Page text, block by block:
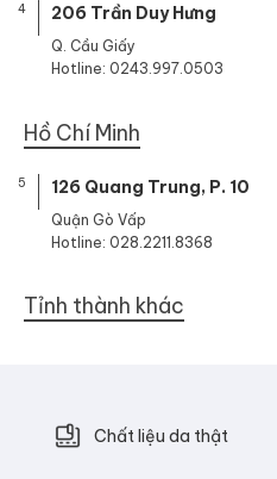
4 206 Trần Duy Hưng
Q. Cầu Giấy
Hotline: 0243.997.0503
Hồ Chí Minh
5 126 Quang Trung, P. 10
Quận Gò Vấp
Hotline: 028.2211.8368
Tỉnh thành khác
Chất liệu da thật